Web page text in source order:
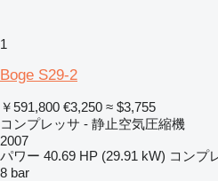
1
Boge S29-2
￥591,800 €3,250 ≈ $3,755
コンプレッサ - 静止空気圧縮機
2007
パワー 40.69 HP (29.91 kW) コンプ
8 bar